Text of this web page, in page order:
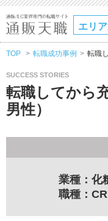
エリ
TOP 転職成功事例 転職
SUCCESS STORIES
転職してから
男性）
業種：化
職種：